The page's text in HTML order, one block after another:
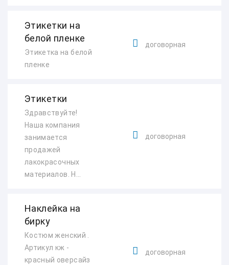
Этикетки на
белой пленке
Этикетка на белой
пленке
договорная
Этикетки
Здравствуйте!
Наша компания
занимается
продажей
лакокрасочных
материалов. Н...
договорная
Наклейка на
бирку
Костюм женский .
Артикул кж -
красный оверсайз
договорная